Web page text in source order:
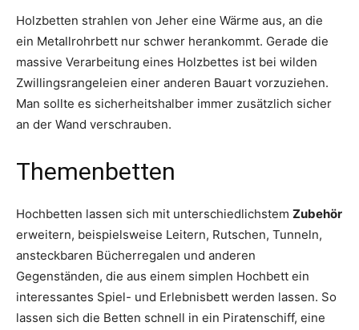
Holzbetten strahlen von Jeher eine Wärme aus, an die
ein Metallrohrbett nur schwer herankommt. Gerade die
massive Verarbeitung eines Holzbettes ist bei wilden
Zwillingsrangeleien einer anderen Bauart vorzuziehen.
Man sollte es sicherheitshalber immer zusätzlich sicher
an der Wand verschrauben.
Themenbetten
Hochbetten lassen sich mit unterschiedlichstem Zubehör
erweitern, beispielsweise Leitern, Rutschen, Tunneln,
ansteckbaren Bücherregalen und anderen
Gegenständen, die aus einem simplen Hochbett ein
interessantes Spiel- und Erlebnisbett werden lassen. So
lassen sich die Betten schnell in ein Piratenschiff, eine